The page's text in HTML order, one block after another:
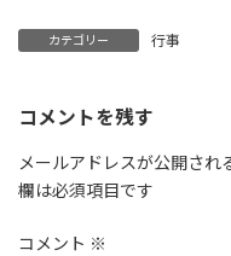
カテゴリー 行事
コメントを残す
メールアドレスが公開され
欄は必須項目です
コメント ※